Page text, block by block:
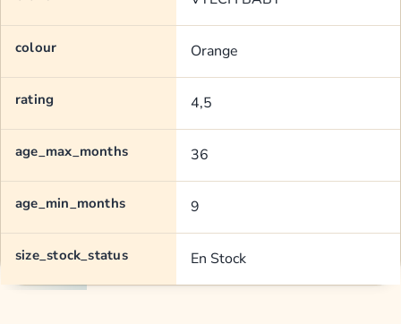
colour Orange
rating 4,5
age_max_months 36
age_min_months 9
size_stock_status En Stock